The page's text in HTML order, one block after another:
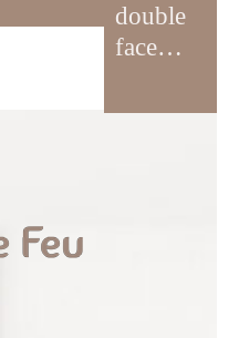
double
face…